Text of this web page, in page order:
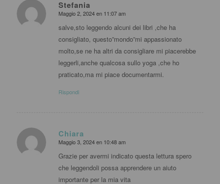
Stefania
dice:
Maggio 2, 2024 en 11:07 am
salve,sto leggendo alcuni dei libri ,che ha
consigliato, questo”mondo”mi appassionato
molto,se ne ha altri da consigliare mi piacerebbe
leggerli,anche qualcosa sullo yoga ,che ho
praticato,ma mi piace documentarmi.
Rispondi
Chiara
dice:
Maggio 3, 2024 en 10:48 am
Grazie per avermi indicato questa lettura spero
che leggendoli possa apprendere un aiuto
importante per la mia vita